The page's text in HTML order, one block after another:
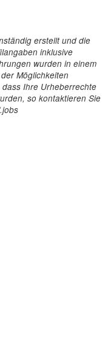
erstellt und die
inklusive
wurden in einem
Möglichkeiten
Ihre Urheberrechte
so kontaktieren Sie